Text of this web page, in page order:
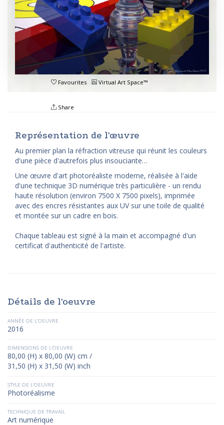
Favourites Virtual Art Space™
Share
Représentation de l'œuvre
Au premier plan la réfraction vitreuse qui réunit les couleurs
d'une pièce d'autrefois plus insouciante…
Une œuvre d'art photoréaliste moderne, réalisée à l'aide
d'une technique 3D numérique très particulière - un rendu
haute résolution (environ 7500 X 7500 pixels), imprimée
avec des encres résistantes aux UV sur une toile de qualité
et montée sur un cadre en bois.
Chaque tableau est signé à la main et accompagné d'un
certificat d'authenticité de l'artiste.
Détails de l'oeuvre
ANNÉE DE L'OEUVRE
2016
DIMENSIONS DE L'OEUVRE
80,00 (H) x 80,00 (W) cm /
31,50 (H) x 31,50 (W) inch
STYLE DE L'OEUVRE
Photoréalisme
TECHNIQUE DE TRAVAIL
Art numérique